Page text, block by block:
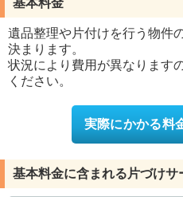
遺品整理や片付けを行う物件
決まります。
状況により費用が異なります
ください。
実際にかかる料
基本料金に含まれる片づけサ